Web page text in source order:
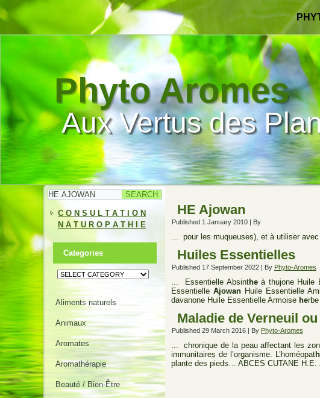
Phyto Aromes
Aux Vertus des
C O N S U L T A T I O N
N A T U R O P A T H I E
Categories
Categories
Aliments naturels
Animaux
Aromates
Aromathérapie
Beauté / Bien-Être
HE Ajowan
Published 1 January 2010 | By
... pour les muqueuses), et à utiliser avec
Huiles Essentielles
Published 17 September 2022 | By Phyto-Aromes
... Essentielle Absintheà thujone Huile
Essentielle AjowanHuile Essentielle
davanone Huile Essentielle Armoise he
Maladie de Verneuil
Published 29 March 2016 | By Phyto-Aromes
... chronique de la peau affectant les
immunitaires de l’organisme. L’homéopat
plante des pieds… ABCES CUTANE H.E.